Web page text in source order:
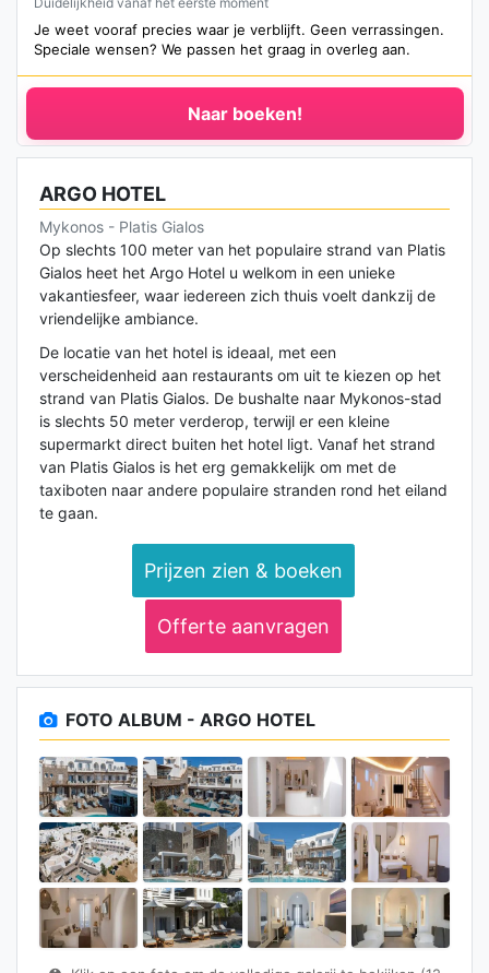
Je weet vooraf precies waar je verblijft. Geen verrassingen.
Speciale wensen? We passen het graag in overleg aan.
Naar boeken!
ARGO HOTEL
Mykonos - Platis Gialos
Op slechts 100 meter van het populaire strand van Platis
Gialos heet het Argo Hotel u welkom in een unieke
vakantiesfeer, waar iedereen zich thuis voelt dankzij de
vriendelijke ambiance.
De locatie van het hotel is ideaal, met een
verscheidenheid aan restaurants om uit te kiezen op het
strand van Platis Gialos. De bushalte naar Mykonos-stad
is slechts 50 meter verderop, terwijl er een kleine
supermarkt direct buiten het hotel ligt. Vanaf het strand
van Platis Gialos is het erg gemakkelijk om met de
taxiboten naar andere populaire stranden rond het eiland
te gaan.
Prijzen zien & boeken
Offerte aanvragen
FOTO ALBUM - ARGO HOTEL